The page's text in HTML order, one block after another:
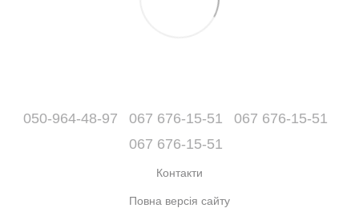
050-964-48-97 067 676-15-51
067 676-15-51
067 676-15-51
Контакти
Повна версія сайту